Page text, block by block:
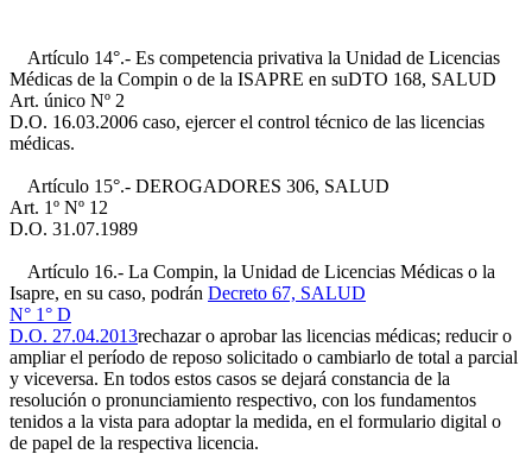
Artículo 14°.- Es competencia privativa la Unidad de Licencias
Médicas de la Compin o de la ISAPRE en suDTO 168, SALUD
Art. único Nº 2
D.O. 16.03.2006 caso, ejercer el control técnico de las licencias
médicas.
Artículo 15°.- DEROGADORES 306, SALUD
Art. 1º Nº 12
D.O. 31.07.1989
Artículo 16.- La Compin, la Unidad de Licencias Médicas o la
Isapre, en su caso, podrán Decreto 67, SALUD
N° 1° D
D.O. 27.04.2013rechazar o aprobar las licencias médicas; reducir o
ampliar el período de reposo solicitado o cambiarlo de total a parcial
y viceversa. En todos estos casos se dejará constancia de la
resolución o pronunciamiento respectivo, con los fundamentos
tenidos a la vista para adoptar la medida, en el formulario digital o
de papel de la respectiva licencia.